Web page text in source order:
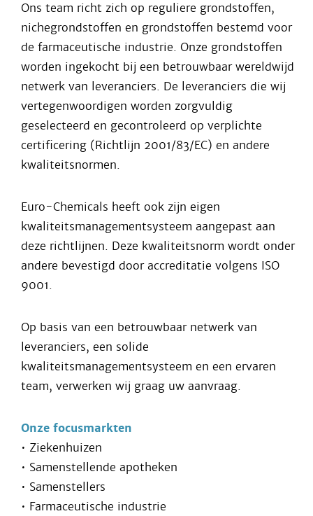
Ons team richt zich op reguliere grondstoffen,
nichegrondstoffen en grondstoffen bestemd voor
de farmaceutische industrie. Onze grondstoffen
worden ingekocht bij een betrouwbaar wereldwijd
netwerk van leveranciers. De leveranciers die wij
vertegenwoordigen worden zorgvuldig
geselecteerd en gecontroleerd op verplichte
certificering (Richtlijn 2001/83/EC) en andere
kwaliteitsnormen.
Euro-Chemicals heeft ook zijn eigen
kwaliteitsmanagementsysteem aangepast aan
deze richtlijnen. Deze kwaliteitsnorm wordt onder
andere bevestigd door accreditatie volgens ISO
9001.
Op basis van een betrouwbaar netwerk van
leveranciers, een solide
kwaliteitsmanagementsysteem en een ervaren
team, verwerken wij graag uw aanvraag.
Onze focusmarkten
• Ziekenhuizen
• Samenstellende apotheken
• Samenstellers
• Farmaceutische industrie